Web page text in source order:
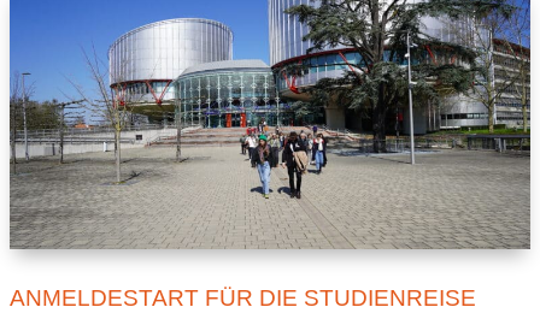
ANMELDESTART FÜR DIE STUDIENREISE